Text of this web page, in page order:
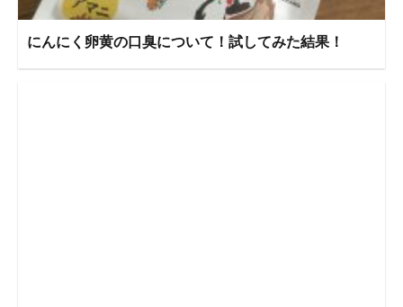
にんにく卵黄の口臭について！試してみた結果！